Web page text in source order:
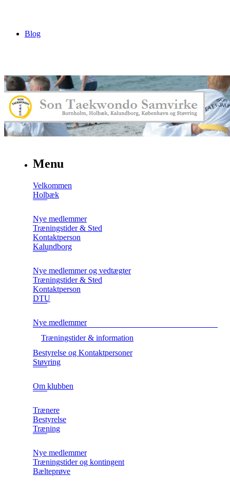
Blog
Menu
Velkommen
Holbæk
Nye medlemmer
Træningstider & Sted
Kontaktperson
Kalundborg
Nye medlemmer og vedtægter
Træningstider & Sted
Kontaktperson
DTU
Nye medlemmer
Træningstider & information
Bestyrelse og Kontaktpersoner
Støvring
Om klubben
Trænere
Bestyrelse
Træning
Nye medlemmer
Træningstider og kontingent
Bælteprøve